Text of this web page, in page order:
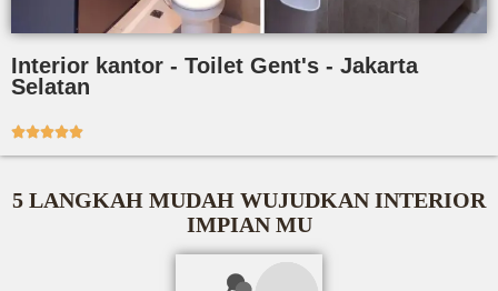
Interior kantor - Toilet Gent's - Jakarta
Selatan

5 LANGKAH MUDAH WUJUDKAN INTERIOR
IMPIAN MU